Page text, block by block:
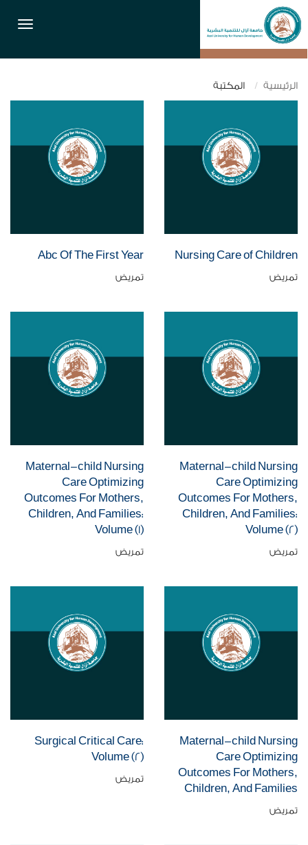
الرئيسية المكتبة
Nursing Care of Children
تمريض
Abc Of The First Year
تمريض
Maternal-child Nursing
Care Optimizing
Outcomes For Mothers,
Children, And Families:
Volume (2)
تمريض
Maternal-child Nursing
Care Optimizing
Outcomes For Mothers,
Children, And Families:
Volume (1)
تمريض
Maternal-child Nursing
Care Optimizing
Outcomes For Mothers,
Children, And Families
تمريض
Surgical Critical Care:
Volume (2)
تمريض